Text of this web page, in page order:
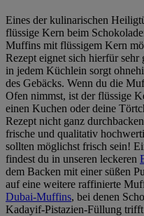
Eines der kulinarischen
flüssige Kern beim
Muffins mit flüssigem Kern
Rezept eignet sich hierfür
in jedem Küchlein sorgt
des Gebäcks. Wenn du die
Ofen nimmst, ist der flüssige
einen Kuchen oder deine
Rezept nicht ganz
frische und qualitativ
sollten möglichst frisch sein!
findest du in unseren leckeren
dem Backen mit einer süßen
auf eine weitere raffinierte
Dubai-Muffins, bei denen
Kadayif-Pistazien-Füllung